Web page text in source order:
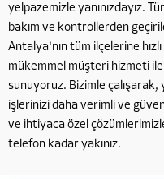
yelpazemizle yanınızdayız.
bakım ve kontrollerden
Antalya'nın tüm ilçelerine
mükemmel müşteri hizmeti
sunuyoruz. Bizimle
işlerinizi daha verimli ve
ve ihtiyaca özel
telefon kadar yakınız.